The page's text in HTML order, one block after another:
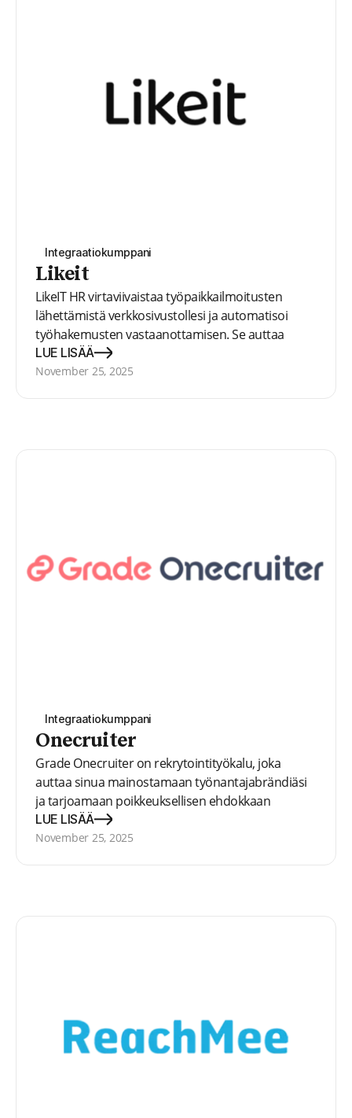
Integraatiokumppani
Likeit
LikeIT HR virtaviivaistaa työpaikkailmoitusten
lähettämistä verkkosivustollesi ja automatisoi
työhakemusten vastaanottamisen. Se auttaa
työhakemusten käsittelyyn liittyviä tehtäviä, kuten
arviointeja, viestintää ja dokumentointia.
LUE LISÄÄ
November 25, 2025
Integraatiokumppani
Onecruiter
Grade Onecruiter on rekrytointityökalu, joka
auttaa sinua mainostamaan työnantajabrändiäsi
ja tarjoamaan poikkeuksellisen ehdokkaan
kokemuksen - työpaikkailmoituksesta
ensimmäiseen työpäivään
LUE LISÄÄ
November 25, 2025